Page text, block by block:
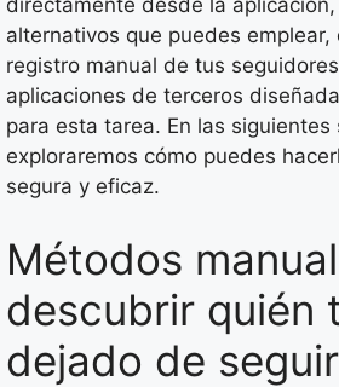
directamente desde la
alternativos que puedes emplear,
registro manual de tus
aplicaciones de terceros
para esta tarea. En las siguientes
exploraremos cómo puedes
segura y eficaz.
Métodos
descubrir quién
dejado de seguir